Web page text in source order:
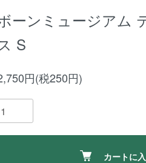
ーンミュージアム
S
円(税250円)
カートに